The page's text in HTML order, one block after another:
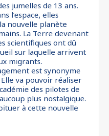
jumelles de 13 ans.
l’espace, elles
nouvelle planète
La Terre devenant
scientifiques ont dû
sur laquelle arrivent
migrants.
est synonyme
va pouvoir réaliser
des pilotes de
plus nostalgique.
à cette nouvelle